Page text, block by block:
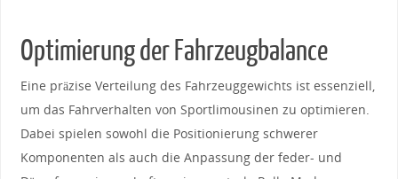
Optimierung der Fahrzeugbalance
Eine⁤ präzise Verteilung des Fahrzeuggewichts ⁤ist essenziell,
um das Fahrverhalten von Sportlimousinen zu optimieren.
Dabei spielen sowohl die Positionierung schwerer
Komponenten als auch die Anpassung der feder- ​und